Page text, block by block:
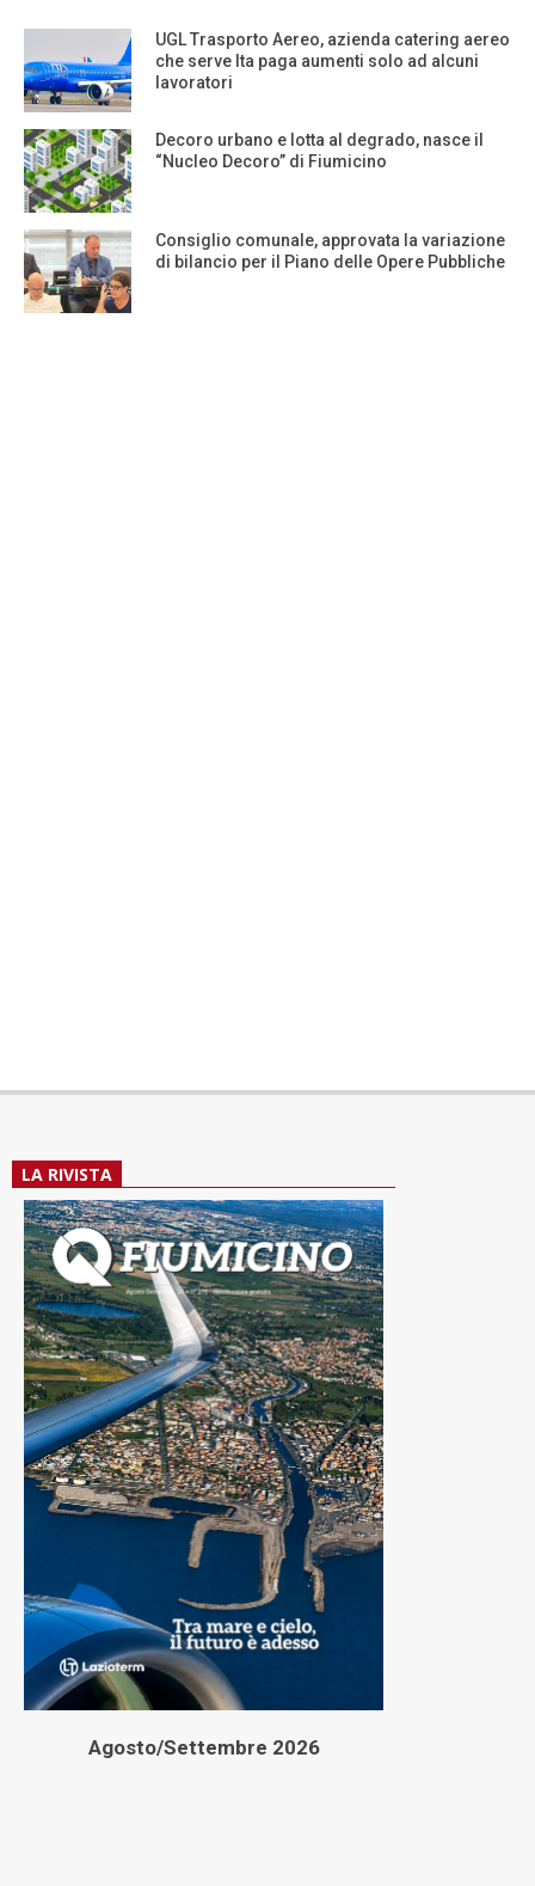
UGL Trasporto Aereo, azienda catering aereo
che serve Ita paga aumenti solo ad alcuni
lavoratori
Decoro urbano e lotta al degrado, nasce il
“Nucleo Decoro” di Fiumicino
Consiglio comunale, approvata la variazione
di bilancio per il Piano delle Opere Pubbliche
LA RIVISTA
Agosto/Settembre 2026